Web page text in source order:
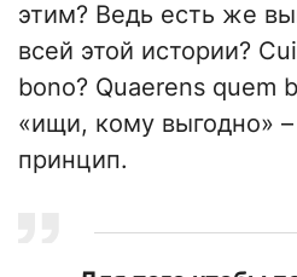
этим? Ведь есть же
всей этой истории?
bono? Quaerens quem
«ищи, кому выгодно»
принцип.